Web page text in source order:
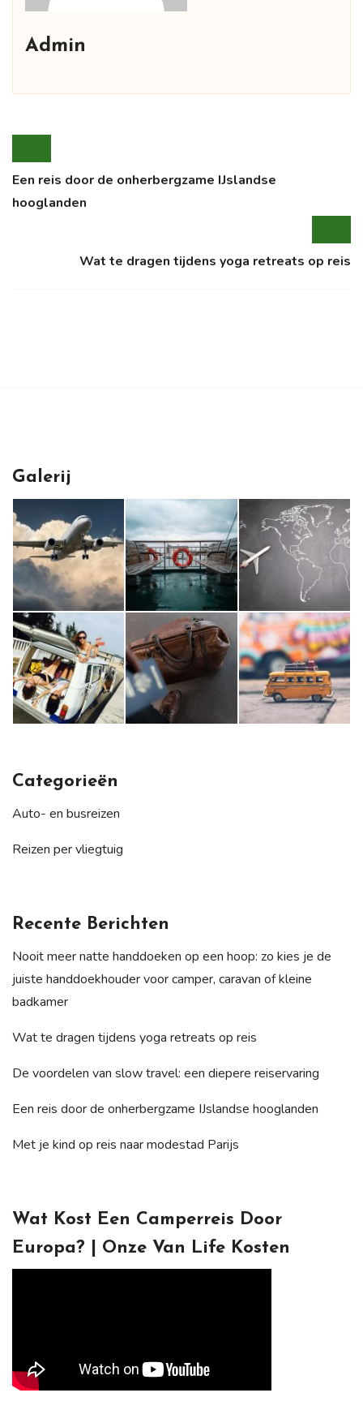
Admin
Een reis door de onherbergzame IJslandse
hooglanden
Wat te dragen tijdens yoga retreats op reis
Galerij
Categorieën
Auto- en busreizen
Reizen per vliegtuig
Recente Berichten
Nooit meer natte handdoeken op een hoop: zo kies je de
juiste handdoekhouder voor camper, caravan of kleine
badkamer
Wat te dragen tijdens yoga retreats op reis
De voordelen van slow travel: een diepere reiservaring
Een reis door de onherbergzame IJslandse hooglanden
Met je kind op reis naar modestad Parijs
Wat Kost Een Camperreis Door
Europa? | Onze Van Life Kosten